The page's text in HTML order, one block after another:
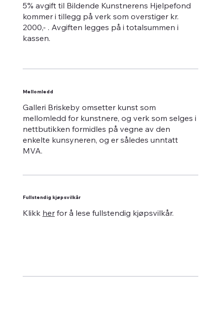
5% avgift til Bildende Kunstnerens Hjelpefond
kommer i tillegg på verk som overstiger kr.
2000,- . Avgiften legges på i totalsummen i
kassen.
Mellomledd
Galleri Briskeby omsetter kunst som
mellomledd for kunstnere, og verk som selges i
nettbutikken formidles på vegne av den
enkelte kunsyneren, og er således unntatt
MVA.
Fullstendig kjøpsvilkår
Klikk herfor å lese fullstendig kjøpsvilkår.